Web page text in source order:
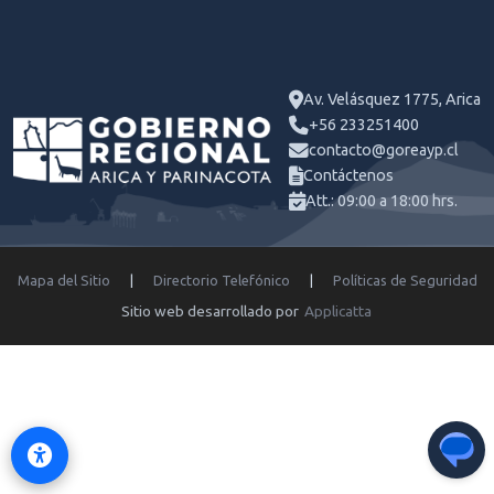
Av. Velásquez 1775, Arica
+56 233251400
contacto@goreayp.cl
Contáctenos
Att.: 09:00 a 18:00 hrs.
Mapa del Sitio Directorio Telefónico Políticas de Seguridad
Sitio web desarrollado por Applicatta